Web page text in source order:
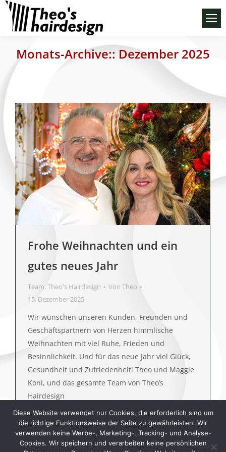
Monats-Archive:: Dezember 2025
Frohe Weihnachten und ein
gutes neues Jahr
Team, Theo's Hairdesign Von Theo
15. Dezember 2025
Wir wünschen unseren Kunden, Freunden und
Geschäftspartnern von Herzen himmlische
Weihnachten mit viel Ruhe, Frieden und
Besinnlichkeit. Und für das neue Jahr viel Glück,
Gesundheit und Zufriedenheit! Theo und Maggie
Koni, und das gesamte Team von Theo’s
Hairdesign
Diese Website verwendet nur Cookies, die erforderlich sind um
die richtige Funktionsweise der Seite zu gewährleisten. Wir
verwenden keine Werbe-, Marketing-, Tracking- und Analyse-
Cookies. Wir speichern und verarbeiten keine persönlichen